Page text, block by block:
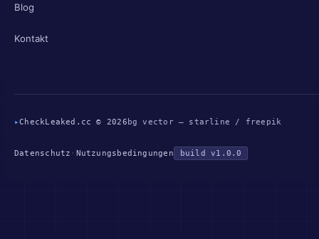
Blog
Kontakt
▸CheckLeaked.cc © 2026 bg vector — starline / freepik
Datenschutz · Nutzungsbedingungen build v1.0.0